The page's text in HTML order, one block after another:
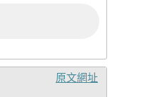
原文網址